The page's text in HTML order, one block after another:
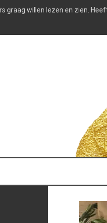
willen lezen en zien.